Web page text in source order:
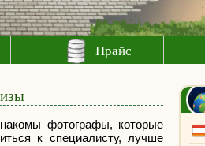
Прайс
фотографы, которые
к специалисту, лучше